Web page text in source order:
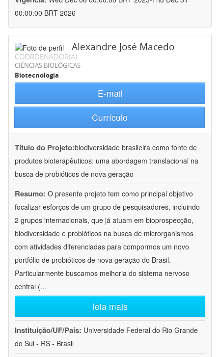
00:00:00 BRT 2026
Alexandre José Macedo
COORDENADOR(A)
CIÊNCIAS BIOLÓGICAS
Biotecnologia
E-mail
Currículo
Título do Projeto:biodiversidade brasileira como fonte de
produtos bioterapêuticos: uma abordagem translacional na
busca de probióticos de nova geração
Resumo: O presente projeto tem como principal objetivo
focalizar esforços de um grupo de pesquisadores, incluindo
2 grupos internacionais, que já atuam em bioprospecção,
biodiversidade e probióticos na busca de microrganismos
com atividades diferenciadas para compormos um novo
portfólio de probióticos de nova geração do Brasil.
Particularmente buscamos melhoria do sistema nervoso
central (...
leia mais
Instituição/UF/País: Universidade Federal do Rio Grande
do Sul - RS - Brasil